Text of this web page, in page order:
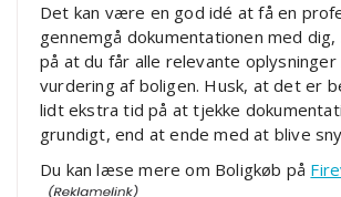
Det kan være en god idé at få en
gennemgå dokumentationen med
på at du får alle relevante oplysninger
vurdering af boligen. Husk, at det er
lidt ekstra tid på at tjekke
grundigt, end at ende med at blive
Du kan læse mere om Boligkøb på